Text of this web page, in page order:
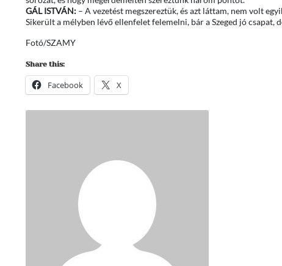
GÁL ISTVÁN:– A vezetést megszereztük, és azt láttam, nem volt
Sikerült a mélyben lévő ellenfelet felemelni, bár a Szeged jó csapat,
Fotó/SZAMY
Share this:
Facebook X